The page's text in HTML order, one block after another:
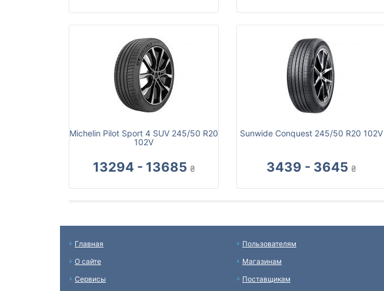
Michelin Pilot Sport 4 SUV 245/50 R20
102V
13294 - 13685 ₴
Sunwide Conquest 245/50 R20 102V
3439 - 3645 ₴
Главная
О сайте
Сервисы
Пользователям
Магазинам
Поставщикам